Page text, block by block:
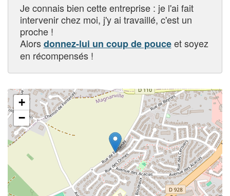
Je connais bien cette entreprise : je l'ai fait
intervenir chez moi, j'y ai travaillé, c'est un
proche !
Alorsdonnez-lui un coup de pouceet soyez
en récompensés !
+
−